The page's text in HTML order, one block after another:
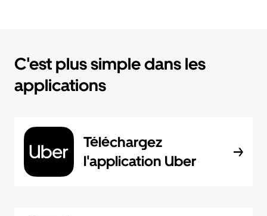
C'est plus simple dans les
applications
Téléchargez
l'application Uber